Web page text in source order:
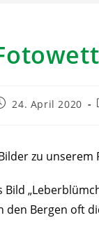
24. April 2020
zu
Bild
den Bergen oft